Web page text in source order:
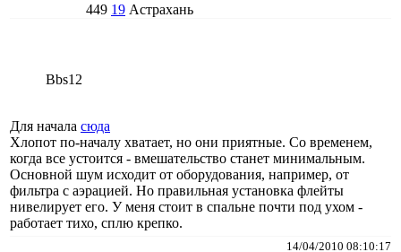
449 19 Астрахань
Bbs12
Для начала сюда
Хлопот по-началу хватает, но они приятные. Со временем,
когда все устоится - вмешательство станет минимальным.
Основной шум исходит от оборудования, например, от
фильтра с аэрацией. Но правильная установка флейты
нивелирует его. У меня стоит в спальне почти под ухом -
работает тихо, сплю крепко.
14/04/2010 08:10:17